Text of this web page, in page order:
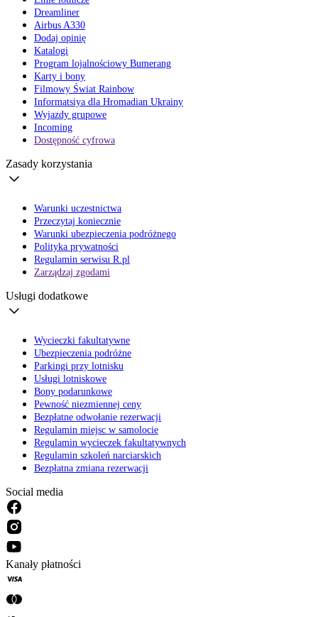
Dreamliner
Airbus A330
Dodaj opinię
Katalogi
Program lojalnościowy Bumerang
Karty i bony
Filmowy Świat Rainbow
Informatsiya dla Hromadian Ukrainy
Wyjazdy grupowe
Incoming
Dostępność cyfrowa
Zasady korzystania
Warunki uczestnictwa
Przeczytaj koniecznie
Warunki ubezpieczenia podróżnego
Polityka prywatności
Regulamin serwisu R.pl
Zarządzaj zgodami
Usługi dodatkowe
Wycieczki fakultatywne
Ubezpieczenia podróżne
Parkingi przy lotnisku
Usługi lotniskowe
Bony podarunkowe
Pewność niezmiennej ceny
Bezpłatne odwołanie rezerwacji
Regulamin miejsc w samolocie
Regulamin wycieczek fakultatywnych
Regulamin szkoleń narciarskich
Bezpłatna zmiana rezerwacji
Social media
Kanały płatności